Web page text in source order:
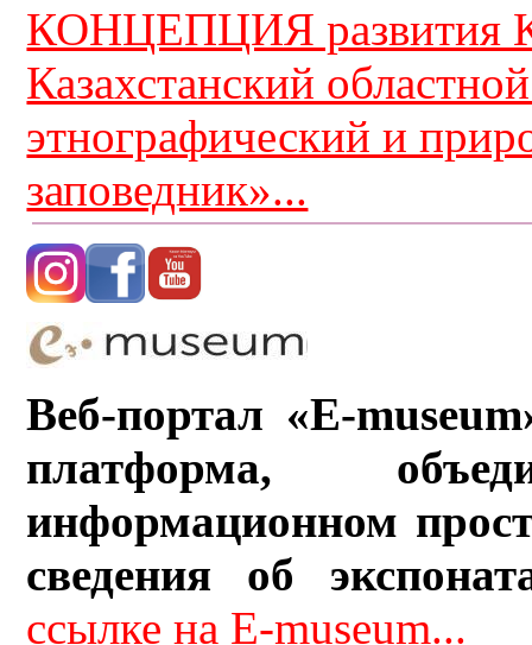
КОНЦЕПЦИЯ развития
Казахстанский
этнографический и
заповедник»...
Веб-портал «E-
платформа,
информационном
сведения об
ссылке на E-museum...